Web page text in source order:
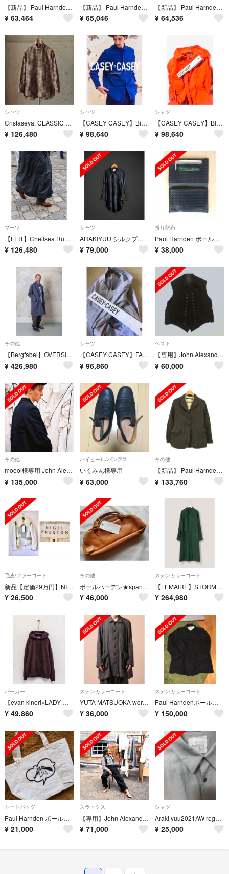
【新品】 Paul Harnden / ポールハーデン | Big Chunky bag / レザー ビッグ チャンキーバッグ | Tan | メンズ
¥ 63,464
【新品】 Paul Harnden / ポールハーデン | Scarf / スカーフ / 2017－2018 No.11/16 | mide | Militaine
¥ 65,046
【新品】 Paul Harnden / ポールハーデン | Wide Scarf / silk 100％ シルク ワイド スカーフ | Print Silk
¥ 64,536
シャツ
Cristaseya. CLASSIC COLLAR SHIRT-Check
¥ 126,480
シャツ
【CASEY CASEY】Big Raccourcie Shirt blue
¥ 98,640
シャツ
【CASEY CASEY】BIG RACCOURCIE SHIRT ORANGE
¥ 98,640
ブーツ
【FEIT】Chellsea Rubber
¥ 126,480
シャツ
ARAKIYUU シルクプルオーバーシャツ
¥ 79,000
折り財布
Paul Harnden ポールハーデン ウォレット 財布 コイン ケース
¥ 38,000
その他
【Bergfabel】OVERSIZE COAT CASHMER
¥ 426,980
シャツ
【CASEY CASEY】FABIANO PATCH SHIRT SKY
¥ 96,860
ベスト
【専用】John Alexander Skelton waistcoat CⅤⅠ
¥ 60,000
その他
moooi様専用 John Alexander Skelton CⅨ
¥ 135,000
ハイヒール/パンプス
いくみん様専用
¥ 63,000
その他
【新品】 Paul Harnden / ポールハーデン | 2019AW | Luxe 取扱 / W Blazer ウールリネン ブレザー ジャケット | L | グレー | レディース
¥ 133,760
毛皮/ファーコート
新品【定価29万円】NIGEL PRESTON LAMB FUR JACKET
¥ 26,500
その他
ポールハーデン★spanner bag
¥ 46,000
ステンカラーコート
【LEMAIRE】STORM FLAP COAT S
¥ 264,980
パーカー
【evan kinori×LADY WHITE】Hooded Sweat 40
¥ 49,860
ステンカラーコート
YUTA MATSUOKA work shirt jacket
¥ 36,000
ステンカラーコート
Paul HarndenポールハーデンマックコートXL
¥ 150,000
トートバッグ
Paul Harnden ポールハーデン トートバッグ
¥ 21,000
スラックス
【専用】John Alexander Skelton 21ss 新品未使用
¥ 71,000
シャツ
Araki yuu2021AW regular shirt
¥ 25,000